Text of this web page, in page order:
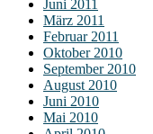
Juni 2011
März 2011
Februar 2011
Oktober 2010
September 2010
August 2010
Juni 2010
Mai 2010